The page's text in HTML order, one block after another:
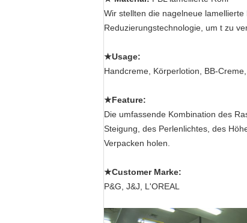
Wir stellten die nagelneue
Reduzierungstechnologie, um t zu
★Usage:
Handcreme, Körperlotion, BB-
★Feature:
Die umfassende Kombination des
Steigung, des Perlenlichtes, des
Verpacken holen.
★Customer Marke:
P&G, J&J, L'OREAL